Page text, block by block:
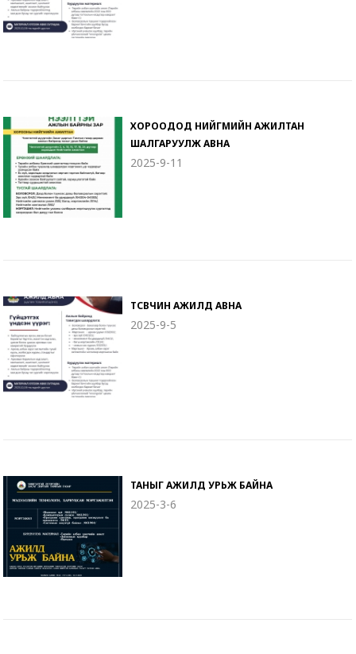
ХОРООДОД НИЙГМИЙН АЖИЛТАН
ШАЛГАРУУЛЖ АВНА
2025-9-11
ТӨСӨВЧИН АЖИЛД АВНА
2025-9-5
ТАНЫГ АЖИЛД УРЬЖ БАЙНА
2025-3-6